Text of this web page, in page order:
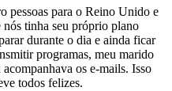
pessoas para o Reino Unido e
tinha seu próprio plano
durante o dia e ainda ficar
programas, meu marido
os e-mails. Isso
todos felizes.